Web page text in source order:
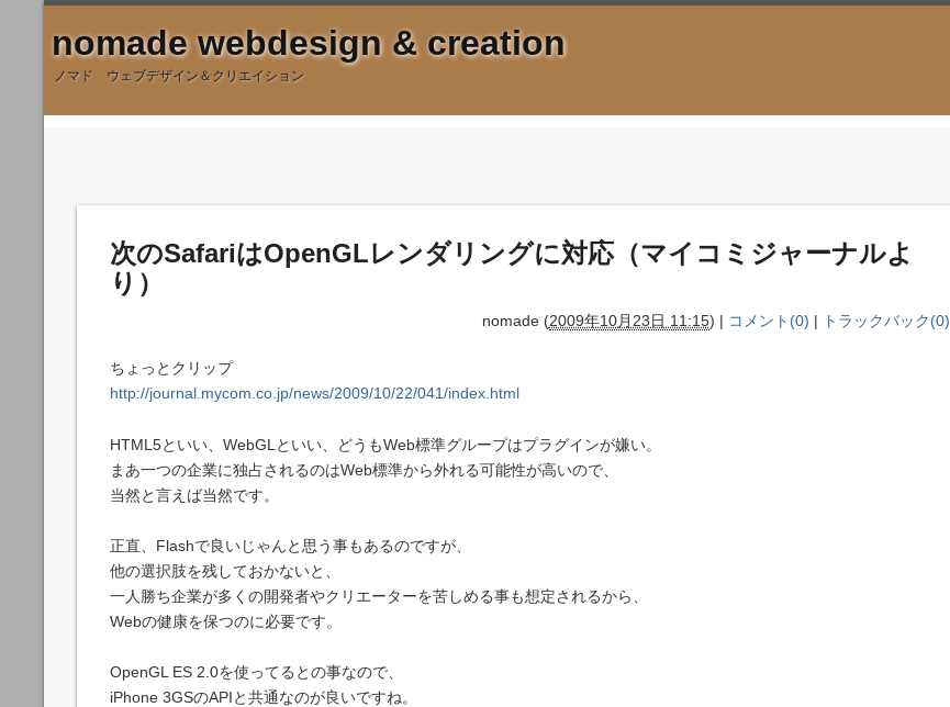
nomade webdesign & creation
ノマド ウェブデザイン＆クリエイション
次のSafariはOpenGLレンダリングに対応（マイコミジャーナルよ
り）
nomade(2009年10月23日 11:15) | コメント(0) | トラックバック(0)
ちょっとクリップ
http://journal.mycom.co.jp/news/2009/10/22/041/index.html
HTML5といい、WebGLといい、どうもWeb標準グループはプラグインが嫌い。
まあ一つの企業に独占されるのはWeb標準から外れる可能性が高いので、
当然と言えば当然です。
正直、Flashで良いじゃんと思う事もあるのですが、
他の選択肢を残しておかないと、
一人勝ち企業が多くの開発者やクリエーターを苦しめる事も想定されるから、
Webの健康を保つのに必要です。
OpenGL ES 2.0を使ってるとの事なので、
iPhone 3GSのAPIと共通なのが良いですね。